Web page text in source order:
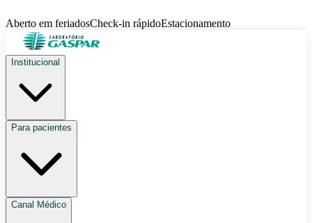
Aberto em feriadosCheck-in rápidoEstacionamento
Institucional
Para pacientes
Canal Médico